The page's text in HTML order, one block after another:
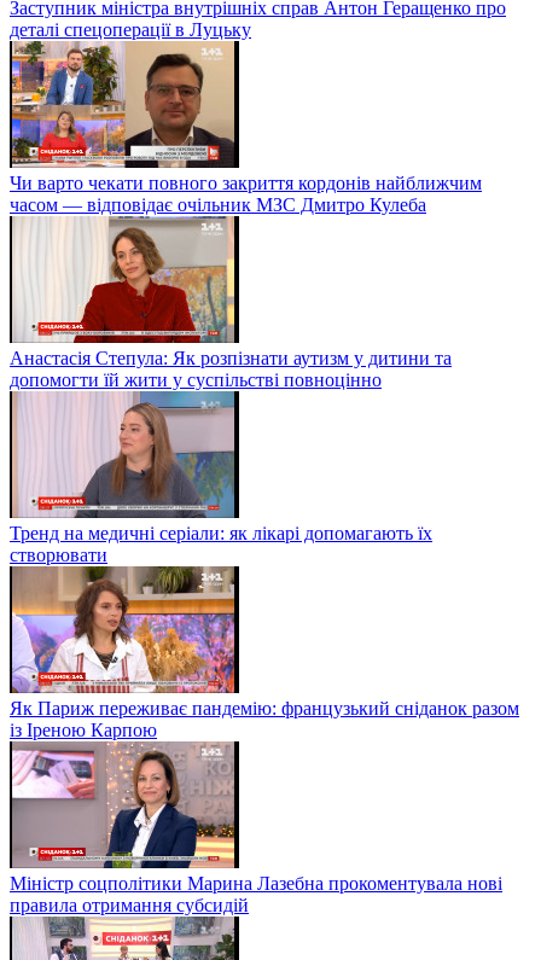
Заступник міністра внутрішніх справ Антон Геращенко про
деталі спецоперації в Луцьку
Чи варто чекати повного закриття кордонів найближчим
часом — відповідає очільник МЗС Дмитро Кулеба
Анастасія Степула: Як розпізнати аутизм у дитини та
допомогти їй жити у суспільстві повноцінно
Тренд на медичні серіали: як лікарі допомагають їх
створювати
Як Париж переживає пандемію: французький сніданок разом
із Іреною Карпою
Міністр соцполітики Марина Лазебна прокоментувала нові
правила отримання субсидій